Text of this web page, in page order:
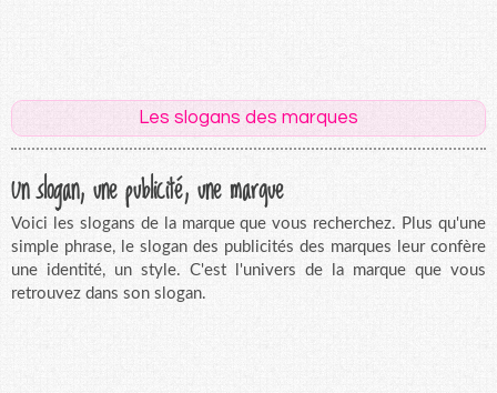
Les slogans des marques
Un slogan, une publicité, une marque
Voici les slogans de la marque que vous recherchez. Plus qu'une
simple phrase, le slogan des publicités des marques leur confère
une identité, un style. C'est l'univers de la marque que vous
retrouvez dans son slogan.